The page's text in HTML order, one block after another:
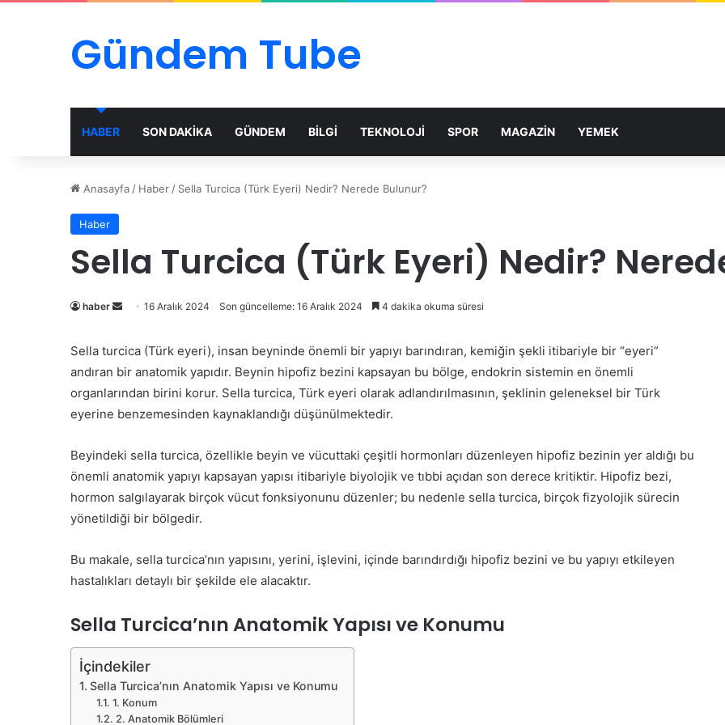
Gündem Tube
HABER SON DAKİKA GÜNDEM BİLGİ TEKNOLOJİ SPOR MAGAZİN YEMEK
Anasayfa / Haber / Sella Turcica (Türk Eyeri) Nedir? Nerede Bulunur?
Haber
Sella Turcica (Türk Eyeri) Nedir?
haber
Bir
posta
göndermek
16 Aralık 2024 Son güncelleme: 16 Aralık 2024 4 dakika okuma süresi
Sella turcica (Türk eyeri), insan beyninde önemli bir yapıyı barındıran, kemiğin şekli itibariyle bir “eyeri”
andıran bir anatomik yapıdır. Beynin hipofiz bezini kapsayan bu bölge, endokrin sistemin en önemli
organlarından birini korur. Sella turcica, Türk eyeri olarak adlandırılmasının, şeklinin geleneksel bir Türk
eyerine benzemesinden kaynaklandığı düşünülmektedir.
Beyindeki sella turcica, özellikle beyin ve vücuttaki çeşitli hormonları düzenleyen hipofiz bezinin yer aldığı bu
önemli anatomik yapıyı kapsayan yapısı itibariyle biyolojik ve tıbbi açıdan son derece kritiktir. Hipofiz bezi,
hormon salgılayarak birçok vücut fonksiyonunu düzenler; bu nedenle sella turcica, birçok fizyolojik sürecin
yönetildiği bir bölgedir.
Bu makale, sella turcica’nın yapısını, yerini, işlevini, içinde barındırdığı hipofiz bezini ve bu yapıyı etkileyen
hastalıkları detaylı bir şekilde ele alacaktır.
Sella Turcica’nın Anatomik Yapısı ve Konumu
İçindekiler
Sella Turcica’nın Anatomik Yapısı ve Konumu
1. Konum
2. Anatomik Bölümleri